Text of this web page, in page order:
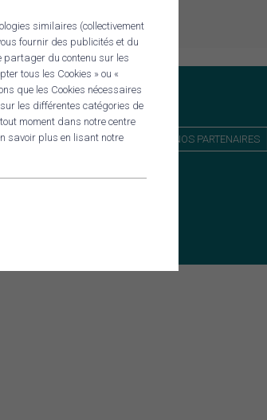
similaires (collectivement
fournir des publicités et du
partager du contenu sur les
tous les Cookies » ou «
que les Cookies nécessaires
les différentes catégories de
moment dans notre centre
savoir plus en lisant notre
CONTACT
NOS PARTENAIRES
RECHERCHER